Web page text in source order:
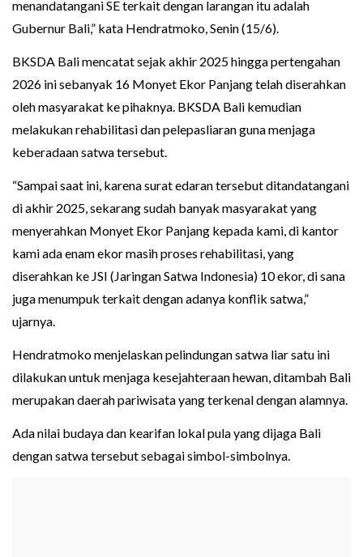
menandatangani SE terkait dengan larangan itu adalah
Gubernur Bali,” kata Hendratmoko, Senin (15/6).
BKSDA Bali mencatat sejak akhir 2025 hingga pertengahan
2026 ini sebanyak 16 Monyet Ekor Panjang telah diserahkan
oleh masyarakat ke pihaknya. BKSDA Bali kemudian
melakukan rehabilitasi dan pelepasliaran guna menjaga
keberadaan satwa tersebut.
“Sampai saat ini, karena surat edaran tersebut ditandatangani
di akhir 2025, sekarang sudah banyak masyarakat yang
menyerahkan Monyet Ekor Panjang kepada kami, di kantor
kami ada enam ekor masih proses rehabilitasi, yang
diserahkan ke JSI (Jaringan Satwa Indonesia) 10 ekor, di sana
juga menumpuk terkait dengan adanya konflik satwa,”
ujarnya.
Hendratmoko menjelaskan pelindungan satwa liar satu ini
dilakukan untuk menjaga kesejahteraan hewan, ditambah Bali
merupakan daerah pariwisata yang terkenal dengan alamnya.
Ada nilai budaya dan kearifan lokal pula yang dijaga Bali
dengan satwa tersebut sebagai simbol-simbolnya.